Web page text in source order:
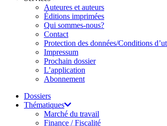
Auteures et auteurs
Éditions imprimées
Qui sommes-nous?
Contact
Protection des données/Conditions
Impressum
Prochain dossier
L’application
Abonnement
Dossiers
Thématiques
Marché du travail
Finance / Fiscalité